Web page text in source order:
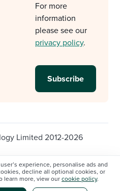
experience, personalise ads and
decline all optional cookies, or
learn more, view our cookie policy.
For more
information
please see our
privacy policy.
Limited 2012-2026
Cookie Settings
information